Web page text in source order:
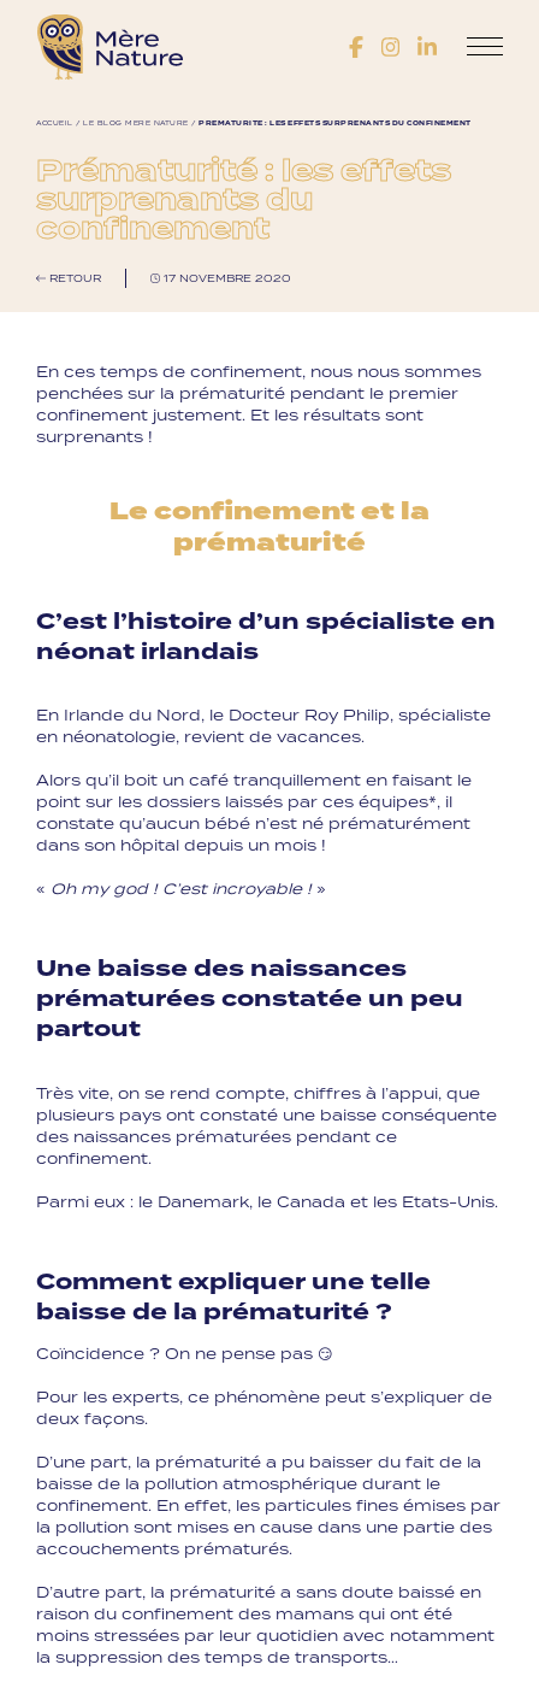
ACCUEIL / LE BLOG MÈRE NATURE / PRÉMATURITÉ : LES EFFETS SURPRENANTS DU CONFINEMENT
Prématurité : les effets
surprenants du
confinement
RETOUR 17 NOVEMBRE 2020
En ces temps de confinement, nous nous sommes
penchées sur la prématurité pendant le premier
confinement justement. ⁣Et les résultats sont
surprenants !
Le confinement et la
prématurité
C’est l’histoire d’un spécialiste en
néonat irlandais
En Irlande du Nord, le Docteur Roy Philip, spécialiste
en néonatologie, revient de vacances.
Alors qu’il boit un café tranquillement en faisant le
point sur les dossiers laissés par ces équipes*, il
constate qu’aucun bébé n’est né prématurément
dans son hôpital depuis un mois ! ⁣
« Oh my god ! C’est incroyable !»
Une baisse des naissances
prématurées constatée un peu
partout
Très vite, on se rend compte, chiffres à l’appui, que
plusieurs pays ont constaté une baisse conséquente
des naissances prématurées pendant ce
confinement.
Parmi eux : le Danemark, le Canada et les Etats-Unis. ⁣
Comment expliquer une telle
baisse de la prématurité ?
Coïncidence ? On ne pense pas 😏⁣
⁣Pour les experts, ce phénomène peut s’expliquer de
deux façons.
D’une part, la prématurité a pu baisser du fait de la
baisse de la pollution atmosphérique durant le
confinement. En effet, les particules fines émises par
la pollution sont mises en cause dans une partie des
accouchements prématurés.
D’autre part, la prématurité a sans doute baissé en
raison du confinement des mamans qui ont été
moins stressées par leur quotidien avec notamment
la suppression des temps de transports…⁣